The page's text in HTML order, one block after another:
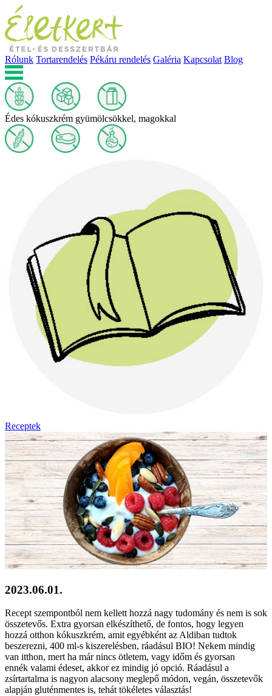
Rólunk Tortarendelés Pékáru rendelés Galéria Kapcsolat Blog
Édes kókuszkrém gyümölcsökkel, magokkal
Receptek
2023.06.01.
Recept szempontból nem kellett hozzá nagy tudomány és nem is sok
összetevős. Extra gyorsan elkészíthető, de fontos, hogy legyen
hozzá otthon kókuszkrém, amit egyébként az Aldiban tudtok
beszerezni, 400 ml-s kiszerelésben, ráadásul BIO! Nekem mindig
van itthon, mert ha már nincs ötletem, vagy időm és gyorsan
ennék valami édeset, akkor ez mindig jó opció. Ráadásul a
zsírtartalma is nagyon alacsony meglepő módon, vegán, összetevők
alapján gluténmentes is, tehát tökéletes választás!